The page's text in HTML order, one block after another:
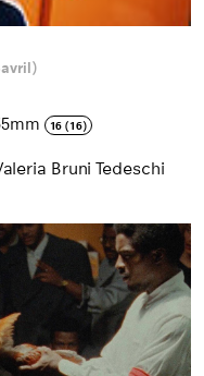
16 (16)
Bruni Tedeschi